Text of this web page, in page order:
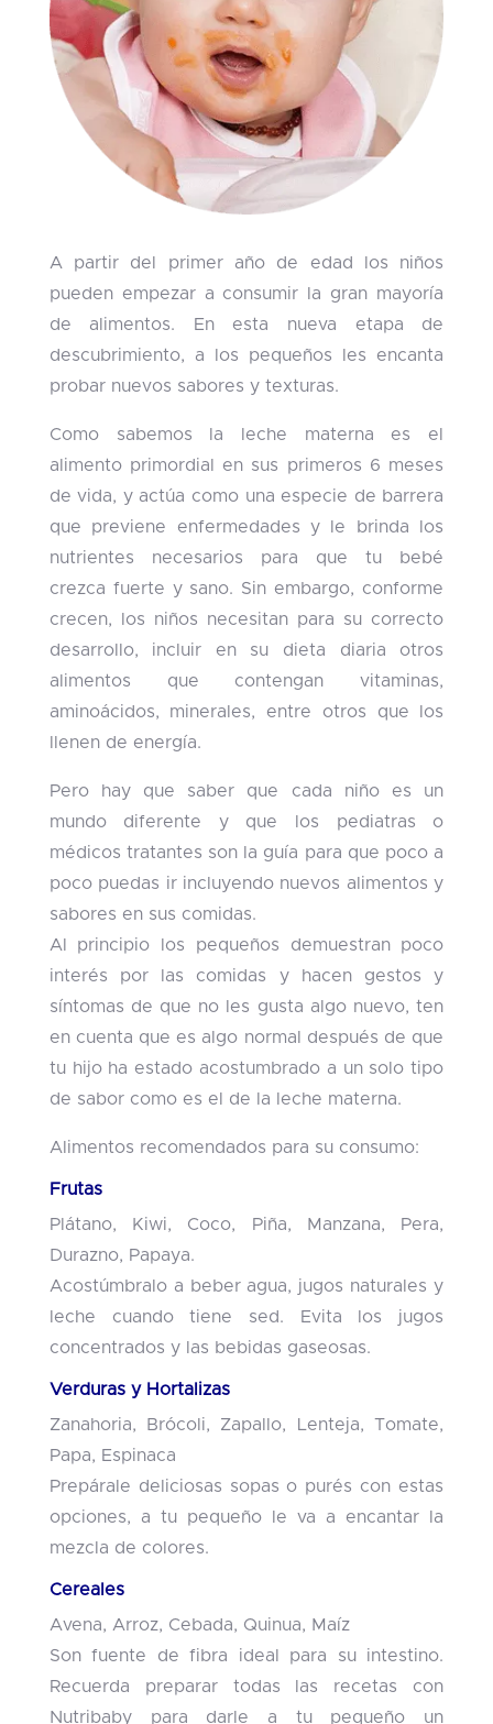
A partir del primer año de edad los niños
pueden empezar a consumir la gran mayoría
de alimentos. En esta nueva etapa de
descubrimiento, a los pequeños les encanta
probar nuevos sabores y texturas.
Como sabemos la leche materna es el
alimento primordial en sus primeros 6 meses
de vida, y actúa como una especie de barrera
que previene enfermedades y le brinda los
nutrientes necesarios para que tu bebé
crezca fuerte y sano. Sin embargo, conforme
crecen, los niños necesitan para su correcto
desarrollo, incluir en su dieta diaria otros
alimentos que contengan vitaminas,
aminoácidos, minerales, entre otros que los
llenen de energía.
Pero hay que saber que cada niño es un
mundo diferente y que los pediatras o
médicos tratantes son la guía para que poco a
poco puedas ir incluyendo nuevos alimentos y
sabores en sus comidas.
Al principio los pequeños demuestran poco
interés por las comidas y hacen gestos y
síntomas de que no les gusta algo nuevo, ten
en cuenta que es algo normal después de que
tu hijo ha estado acostumbrado a un solo tipo
de sabor como es el de la leche materna.
Alimentos recomendados para su consumo:
Frutas
Plátano, Kiwi, Coco, Piña, Manzana, Pera,
Durazno, Papaya.
Acostúmbralo a beber agua, jugos naturales y
leche cuando tiene sed. Evita los jugos
concentrados y las bebidas gaseosas.
Verduras y Hortalizas
Zanahoria, Brócoli, Zapallo, Lenteja, Tomate,
Papa, Espinaca
Prepárale deliciosas sopas o purés con estas
opciones, a tu pequeño le va a encantar la
mezcla de colores.
Cereales
Avena, Arroz, Cebada, Quinua, Maíz
Son fuente de fibra ideal para su intestino.
Recuerda preparar todas las recetas con
Nutribaby para darle a tu pequeño un